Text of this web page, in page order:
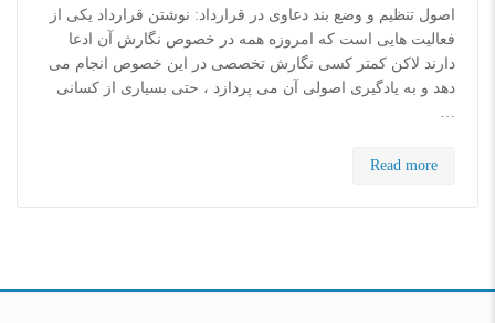
اصول تنظیم و وضع بند دعاوی در قرارداد: نوشتن قرارداد یکی از
فعالیت هایی است که امروزه همه در خصوص نگارش آن ادعا
دارند لاکن کمتر کسی نگارش تخصصی در این خصوص انجام می
دهد و به یادگیری اصولی آن می پردازد ، حتی بسیاری از کسانی
Read more